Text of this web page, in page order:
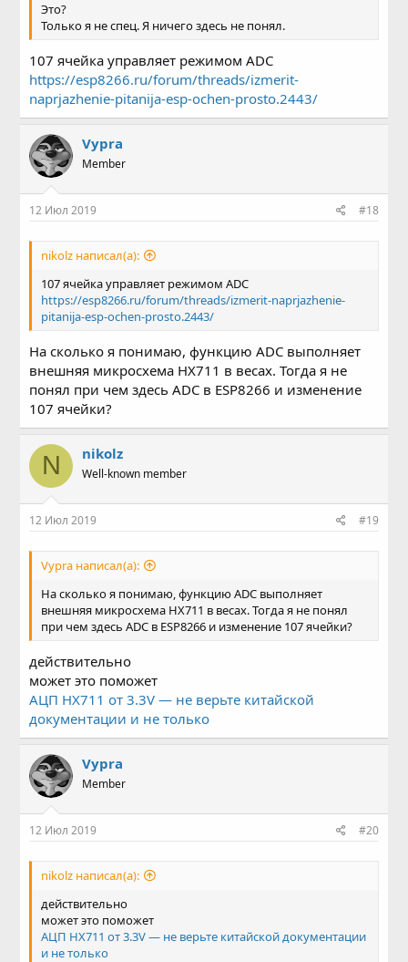
Это?
Только я не спец. Я ничего здесь не понял.
107 ячейка управляет режимом ADC
https://esp8266.ru/forum/threads/izmerit-
naprjazhenie-pitanija-esp-ochen-prosto.2443/
Vypra
Member
12 Июл 2019 #18
nikolz написал(а):
107 ячейка управляет режимом ADC
https://esp8266.ru/forum/threads/izmerit-naprjazhenie-
pitanija-esp-ochen-prosto.2443/
На сколько я понимаю, функцию ADC выполняет
внешняя микросхема HX711 в весах. Тогда я не
понял при чем здесь ADC в ESP8266 и изменение
107 ячейки?
N nikolz
Well-known member
12 Июл 2019 #19
Vypra написал(а):
На сколько я понимаю, функцию ADC выполняет
внешняя микросхема HX711 в весах. Тогда я не понял
при чем здесь ADC в ESP8266 и изменение 107 ячейки?
действительно
может это поможет
АЦП HX711 от 3.3V — не верьте китайской
документации и не только
Vypra
Member
12 Июл 2019 #20
nikolz написал(а):
действительно
может это поможет
АЦП HX711 от 3.3V — не верьте китайской документации
и не только